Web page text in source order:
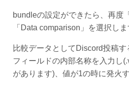
bundleの設定ができたら、再度
「Data comparison」を選択しま
比較データとしてDiscord投稿
フィールドの内部名称を入力し
があります)、値が1の時に発火